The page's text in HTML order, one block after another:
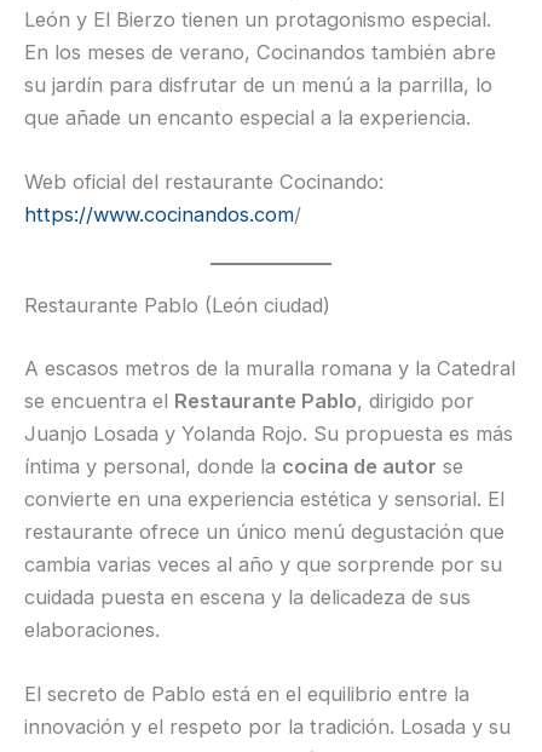
León y El Bierzo tienen un protagonismo especial.
En los meses de verano, Cocinandos también abre
su jardín para disfrutar de un menú a la parrilla, lo
que añade un encanto especial a la experiencia.
Web oficial del restaurante Cocinando:
https://www.cocinandos.com/
Restaurante Pablo (León ciudad)
A escasos metros de la muralla romana y la Catedral
se encuentra el Restaurante Pablo, dirigido por
Juanjo Losada y Yolanda Rojo. Su propuesta es más
íntima y personal, donde la cocina de autor se
convierte en una experiencia estética y sensorial. El
restaurante ofrece un único menú degustación que
cambia varias veces al año y que sorprende por su
cuidada puesta en escena y la delicadeza de sus
elaboraciones.
El secreto de Pablo está en el equilibrio entre la
innovación y el respeto por la tradición. Losada y su